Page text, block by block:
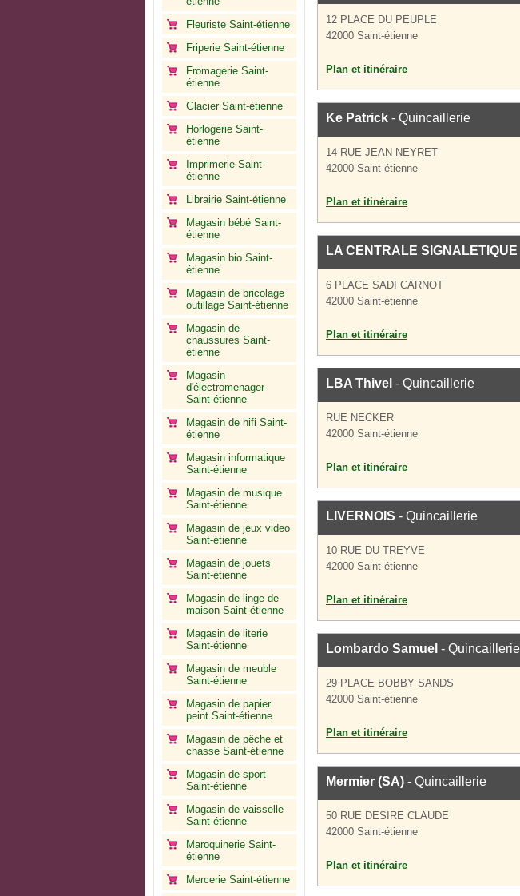
Fleuriste Saint-étienne
Friperie Saint-étienne
Fromagerie Saint-
étienne
Glacier Saint-étienne
Horlogerie Saint-
étienne
Imprimerie Saint-
étienne
Librairie Saint-étienne
Magasin bébé Saint-
étienne
Magasin bio Saint-
étienne
Magasin de bricolage
outillage Saint-étienne
Magasin de
chaussures Saint-
étienne
Magasin
d'électromenager
Saint-étienne
Magasin de hifi Saint-
étienne
Magasin informatique
Saint-étienne
Magasin de musique
Saint-étienne
Magasin de jeux video
Saint-étienne
Magasin de jouets
Saint-étienne
Magasin de linge de
maison Saint-étienne
Magasin de literie
Saint-étienne
Magasin de meuble
Saint-étienne
Magasin de papier
peint Saint-étienne
Magasin de pêche et
chasse Saint-étienne
Magasin de sport
Saint-étienne
Magasin de vaisselle
Saint-étienne
Maroquinerie Saint-
étienne
Mercerie Saint-étienne
12 PLACE DU PEUPLE
42000 Saint-étienne
Plan et itinéraire
Ke Patrick - Quincaillerie
14 RUE JEAN NEYRET
42000 Saint-étienne
Plan et itinéraire
LA CENTRALE SIGNALETIQUE
6 PLACE SADI CARNOT
42000 Saint-étienne
Plan et itinéraire
LBA Thivel - Quincaillerie
RUE NECKER
42000 Saint-étienne
Plan et itinéraire
LIVERNOIS - Quincaillerie
10 RUE DU TREYVE
42000 Saint-étienne
Plan et itinéraire
Lombardo Samuel - Quincaillerie
29 PLACE BOBBY SANDS
42000 Saint-étienne
Plan et itinéraire
Mermier (SA) - Quincaillerie
50 RUE DESIRE CLAUDE
42000 Saint-étienne
Plan et itinéraire